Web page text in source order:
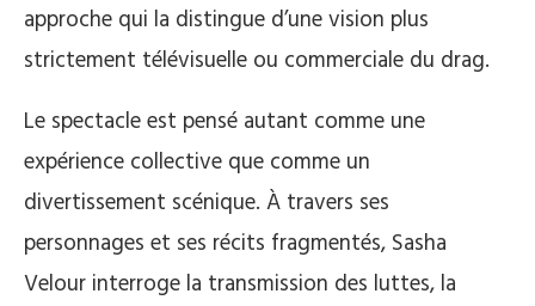
approche qui la distingue d’une vision plus
strictement télévisuelle ou commerciale du drag.
Le spectacle est pensé autant comme une
expérience collective que comme un
divertissement scénique. À travers ses
personnages et ses récits fragmentés, Sasha
Velour interroge la transmission des luttes, la